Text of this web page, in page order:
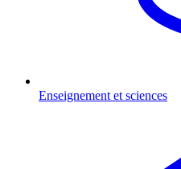
Enseignement et sciences